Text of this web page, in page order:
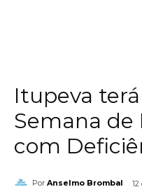
Itupeva
Semana de
com
Por Anselmo Brombal